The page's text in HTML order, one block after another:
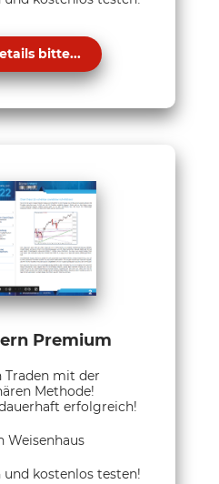
bitte...
Premium
Traden mit der
Methode!
erfolgreich!
Weisenhaus
kostenlos testen!